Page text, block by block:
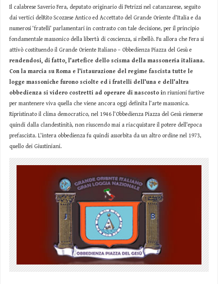
Il calabrese Saverio Fera, deputato originario di Petrizzi nel catanzarese, seguito
dai vertici delRito Scozzese Antico ed Accettato del Grande Oriente d’Italia e da
numerosi ‘fratelli’ parlamentari in contrasto con tale decisione, per il principio
fondamentale massonico della libertà di coscienza, si ribellò. Fu allora che Fera si
attivò costituendo il Grande Oriente Italiano – Obbedienza Piazza del Gesù e
rendendosi, di fatto, l’artefice dello scisma della massoneria italiana.
Con la marcia su Roma e l’istaurazione del regime fascista tutte le
logge massoniche furono sciolte ed i fratelli dell’una e dell’altra
obbedienza si videro costretti ad operare di nascosto in riunioni furtive
per mantenere viva quella che viene ancora oggi definita l’arte massonica.
Ripristinato il clima democratico, nel 1946 l’Obbedienza Piazza del Gesù riemerse
quindi dalla clandestinità, non riuscendo mai a riacquistare il potere dell’epoca
prefascista. L’intera obbedienza fu quindi assorbita da un altro ordine nel 1973,
quello dei Giustiniani.